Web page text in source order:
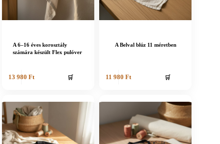
A 6–16 éves korosztály
számára készült Flex pulóver
13 980 Ft 🛒
A Belval blúz 11 méretben
11 980Ft 🛒